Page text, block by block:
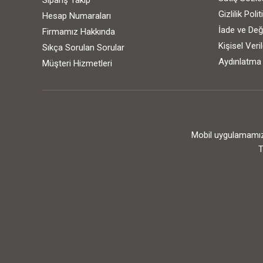
Hesap Numaraları
Firmamız Hakkında
Sıkça Sorulan Sorular
Müşteri Hizmetleri
Gizlilik
İade ve
Kişisel
Mobil